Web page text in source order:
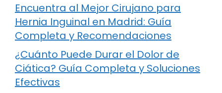
Encuentra al Mejor Cirujano para
Hernia Inguinal en Madrid: Guía
Completa y Recomendaciones
¿Cuánto Puede Durar el Dolor de
Ciática? Guía Completa y Soluciones
Efectivas